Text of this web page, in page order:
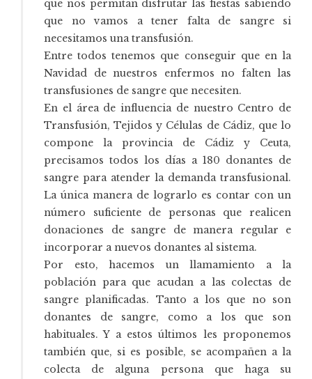
que nos permitan disfrutar las fiestas sabiendo
que no vamos a tener falta de sangre si
necesitamos una transfusión.
Entre todos tenemos que conseguir que en la
Navidad de nuestros enfermos no falten las
transfusiones de sangre que necesiten.
En el área de influencia de nuestro Centro de
Transfusión, Tejidos y Células de Cádiz, que lo
compone la provincia de Cádiz y Ceuta,
precisamos todos los días a 180 donantes de
sangre para atender la demanda transfusional.
La única manera de lograrlo es contar con un
número suficiente de personas que realicen
donaciones de sangre de manera regular e
incorporar a nuevos donantes al sistema.
Por esto, hacemos un llamamiento a la
población para que acudan a las colectas de
sangre planificadas. Tanto a los que no son
donantes de sangre, como a los que son
habituales. Y a estos últimos les proponemos
también que, si es posible, se acompañen a la
colecta de alguna persona que haga su